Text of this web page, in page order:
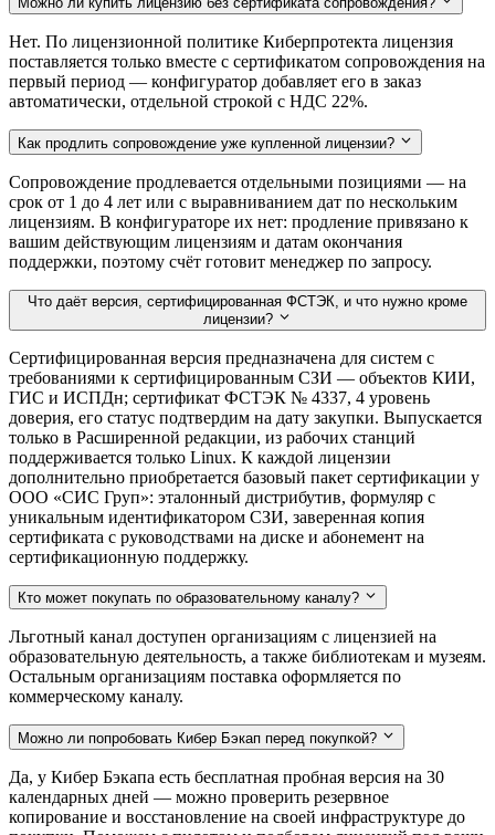
Нет. По лицензионной политике Киберпротекта лицензия
поставляется только вместе с сертификатом сопровождения на
первый период — конфигуратор добавляет его в заказ
автоматически, отдельной строкой с НДС 22%.
Как продлить сопровождение уже купленной лицензии?
Сопровождение продлевается отдельными позициями — на
срок от 1 до 4 лет или с выравниванием дат по нескольким
лицензиям. В конфигураторе их нет: продление привязано к
вашим действующим лицензиям и датам окончания
поддержки, поэтому счёт готовит менеджер по запросу.
Что даёт версия, сертифицированная ФСТЭК, и что нужно кроме
лицензии?
Сертифицированная версия предназначена для систем с
требованиями к сертифицированным СЗИ — объектов КИИ,
ГИС и ИСПДн; сертификат ФСТЭК № 4337, 4 уровень
доверия, его статус подтвердим на дату закупки. Выпускается
только в Расширенной редакции, из рабочих станций
поддерживается только Linux. К каждой лицензии
дополнительно приобретается базовый пакет сертификации у
ООО «СИС Груп»: эталонный дистрибутив, формуляр с
уникальным идентификатором СЗИ, заверенная копия
сертификата с руководствами на диске и абонемент на
сертификационную поддержку.
Кто может покупать по образовательному каналу?
Льготный канал доступен организациям с лицензией на
образовательную деятельность, а также библиотекам и музеям.
Остальным организациям поставка оформляется по
коммерческому каналу.
Можно ли попробовать Кибер Бэкап перед покупкой?
Да, у Кибер Бэкапа есть бесплатная пробная версия на 30
календарных дней — можно проверить резервное
копирование и восстановление на своей инфраструктуре до